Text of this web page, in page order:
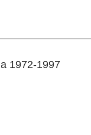
1972-1997